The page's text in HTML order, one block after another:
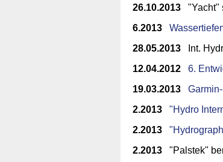
26.10.2013 "Yacht"
6.2013
28.05.2013
Int.
12.04.2012
6.
19.03.2013
2.2013
"Hydro
2.2013
2.2013
"Palstek"